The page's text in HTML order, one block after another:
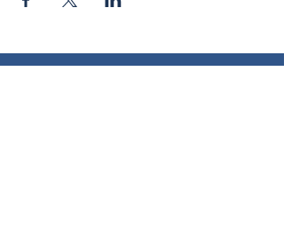
toursweetdreams@gmail.com